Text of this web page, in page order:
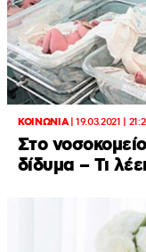
ΚΟΙΝΩΝΙΑ|19.03.2021 |
Στο
δίδυμα – Τι